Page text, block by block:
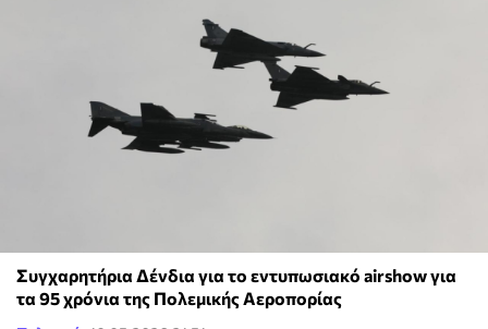
Συγχαρητήρια Δένδια για το εντυπωσιακό airshow για
τα 95 χρόνια της Πολεμικής Αεροπορίας